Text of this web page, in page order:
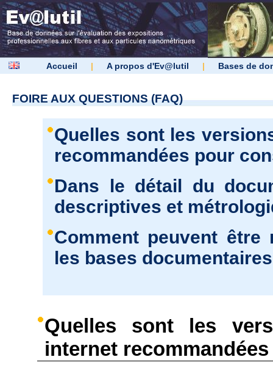
Accueil | A propos d'Ev@lutil | Bases de
FOIRE AUX QUESTIONS (FAQ)
Quelles sont les
recommandées pour
Dans le détail du
descriptives et
Comment peuvent
les bases
Quelles sont les
internet